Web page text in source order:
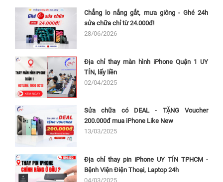
Chẳng lo nắng gắt, mưa giông - Ghé 24h
sửa chữa chỉ từ 24.000đ!
28/06/2026
Địa chỉ thay màn hình iPhone Quận 1 UY
TÍN, lấy liền
02/04/2025
Sửa chữa có DEAL - TẶNG Voucher
200.000đ mua iPhone Like New
13/03/2025
Địa chỉ thay pin iPhone UY TÍN TPHCM -
Bệnh Viện Điện Thoại, Laptop 24h
04/03/2025